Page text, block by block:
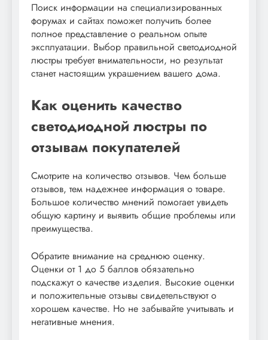
Поиск информации на специализированных
форумах и сайтах поможет получить более
полное представление о реальном опыте
эксплуатации. Выбор правильной светодиодной
люстры требует внимательности, но результат
станет настоящим украшением вашего дома.
Как оценить качество
светодиодной люстры по
отзывам покупателей
Смотрите на количество отзывов. Чем больше
отзывов, тем надежнее информация о товаре.
Большое количество мнений помогает увидеть
общую картину и выявить общие проблемы или
преимущества.
Обратите внимание на среднюю оценку.
Оценки от 1 до 5 баллов обязательно
подскажут о качестве изделия. Высокие оценки
и положительные отзывы свидетельствуют о
хорошем качестве. Но не забывайте учитывать и
негативные мнения.